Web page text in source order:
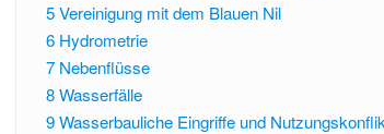
5Vereinigung mit dem Blauen Nil
6 Hydrometrie
7 Nebenflüsse
8Wasserfälle
9Wasserbauliche Eingriffe und